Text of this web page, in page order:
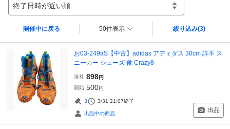
終了日時が近い順
開催中に戻る 50件表示 絞り込み(3)
お03-249aS【中古】adidas アディダス 30cm 詳不 ス
ニーカー シューズ 靴 Crazy8
落札 898円
開始 500円
3 3/31 21:07終了
出品中の商品 出品